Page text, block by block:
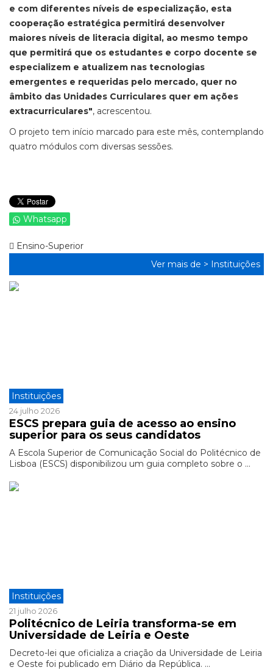
e com diferentes níveis de especialização, esta
cooperação estratégica permitirá desenvolver
maiores níveis de literacia digital, ao mesmo tempo
que permitirá que os estudantes e corpo docente se
especializem e atualizem nas tecnologias
emergentes e requeridas pelo mercado, quer no
âmbito das Unidades Curriculares quer em ações
extracurriculares", acrescentou.
O projeto tem início marcado para este mês, contemplando
quatro módulos com diversas sessões.
Whatsapp
Ensino-Superior
Ver mais de > Instituições
Instituições
24 julho 2026
ESCS prepara guia de acesso ao ensino
superior para os seus candidatos
A Escola Superior de Comunicação Social do Politécnico de
Lisboa (ESCS) disponibilizou um guia completo sobre o ...
Instituições
21 julho 2026
Politécnico de Leiria transforma-se em
Universidade de Leiria e Oeste
Decreto-lei que oficializa a criação da Universidade de Leiria
e Oeste foi publicado em Diário da República. ...